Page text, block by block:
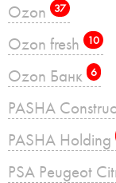
Ozon 37
Ozon fresh 10
Ozon Банк 6
PASHA
PASHA Holding
PSA Peugeot